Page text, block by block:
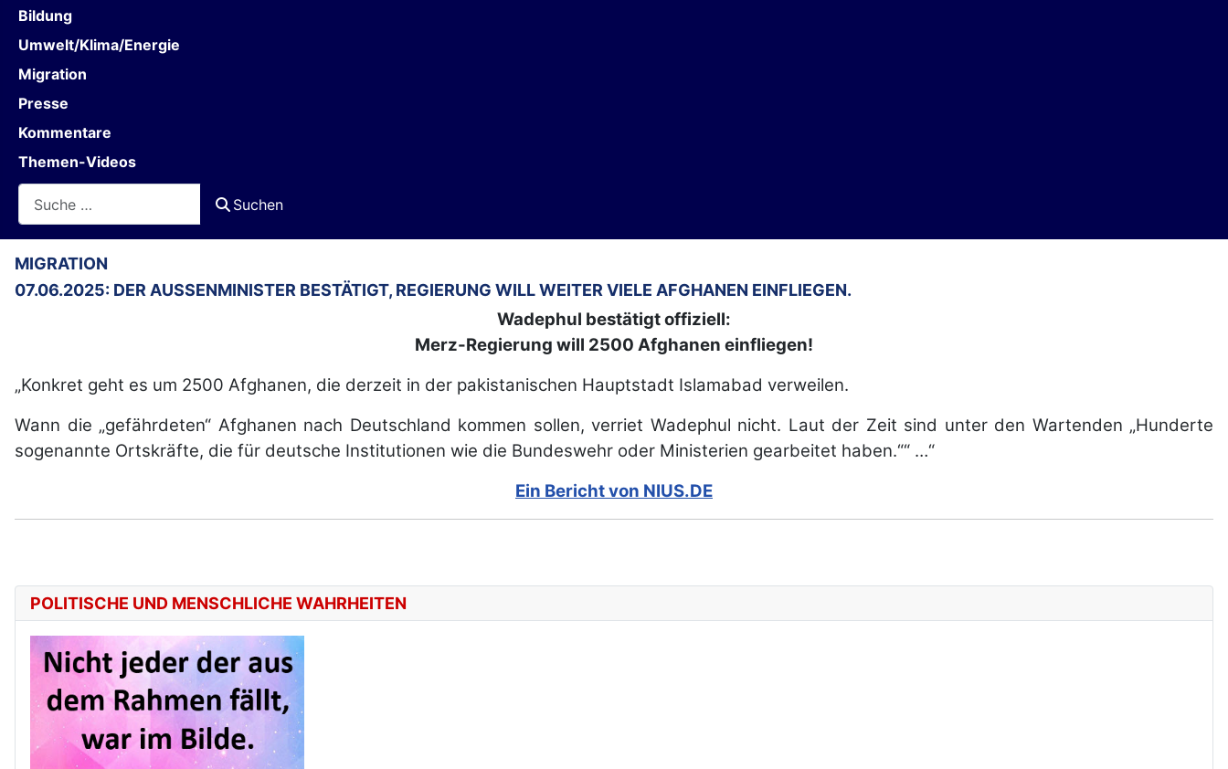
Bildung
Umwelt/Klima/Energie
Migration
Presse
Kommentare
Themen-Videos
Suchen
MIGRATION
07.06.2025: DER AUSSENMINISTER BESTÄTIGT, REGIERUNG WILL WEITER VIELE AFGHANEN EINFLIEGEN.
Wadephul bestätigt offiziell:
Merz-Regierung will 2500 Afghanen einfliegen!
„Konkret geht es um 2500 Afghanen, die derzeit in der pakistanischen Hauptstadt Islamabad verweilen.
Wann die „gefährdeten“ Afghanen nach Deutschland kommen sollen, verriet Wadephul nicht. Laut der Zeit sind unter den Wartenden „Hunderte
sogenannte Ortskräfte, die für deutsche Institutionen wie die Bundeswehr oder Ministerien gearbeitet haben.““ …“
Ein Bericht von NIUS.DE
POLITISCHE UND MENSCHLICHE WAHRHEITEN